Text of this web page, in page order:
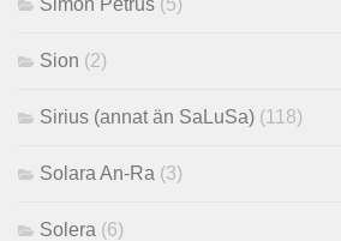
Sion (2)
Sirius (annat än SaLuSa) (118)
Solara An-Ra (3)
Solera (6)